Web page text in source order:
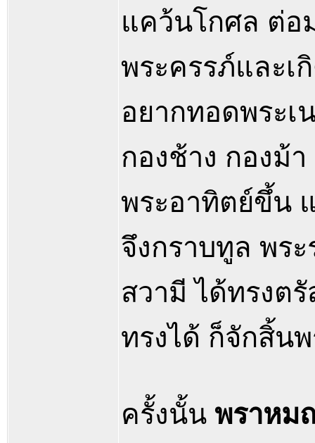
แคว้นโกศล ต่อ
พระครรภ์และเ
อยากทอดพระ
กองช้าง กองม้
พระอาทิตย์ขึ้น
จึงกราบทูล พร
สวามี ได้ทรงต
ทรงได้ ก็จักสิ้น
ครั้งนั้น พราหม